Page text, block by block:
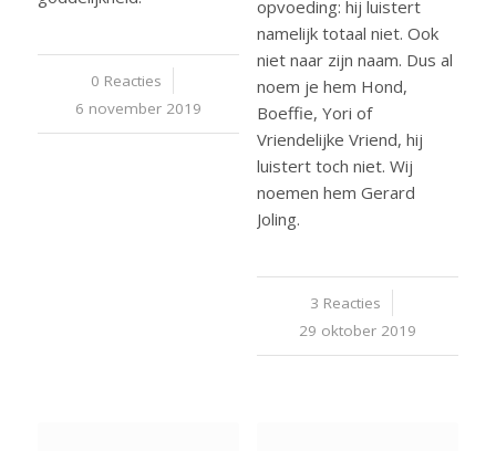
0 Reacties
/
6 november 2019
opvoeding: hij luistert
namelijk totaal niet. Ook
niet naar zijn naam. Dus al
noem je hem Hond,
Boeffie, Yori of
Vriendelijke Vriend, hij
luistert toch niet. Wij
noemen hem Gerard
Joling.
3 Reacties
/
29 oktober 2019